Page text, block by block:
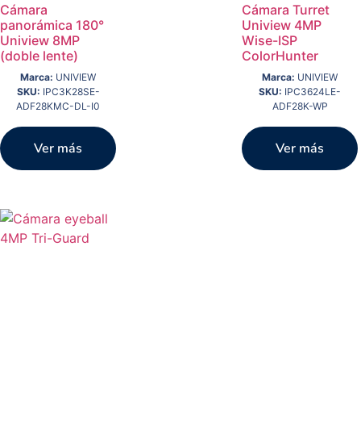
Cámara
panorámica 180°
Uniview 8MP
(doble lente)
Marca: UNIVIEW
SKU: IPC3K28SE-
ADF28KMC-DL-I0
Ver más
Cámara Turret
Uniview 4MP
Wise-ISP
ColorHunter
Marca: UNIVIEW
SKU: IPC3624LE-
ADF28K-WP
Ver más